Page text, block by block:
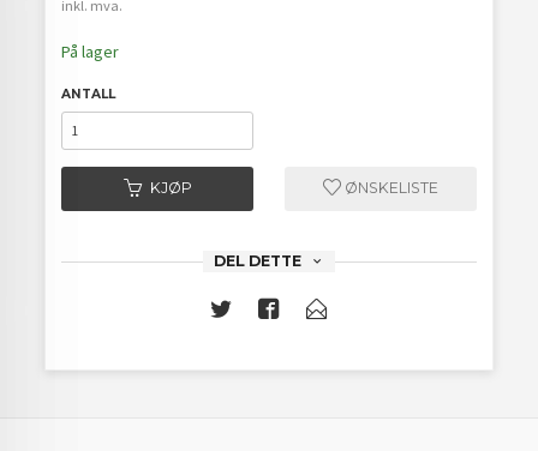
inkl. mva.
På lager
ANTALL
KJØP ØNSKELISTE
DEL DETTE